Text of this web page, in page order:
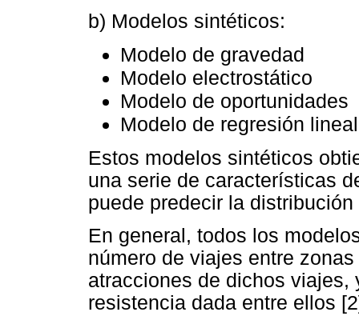
b) Modelos sintéticos:
Modelo de gravedad
Modelo electrostático
Modelo de oportunidades
Modelo de regresión
Estos modelos sintéticos
una serie de características
puede predecir la
En general, todos los
número de viajes entre
atracciones de dichos
resistencia dada entre ellos